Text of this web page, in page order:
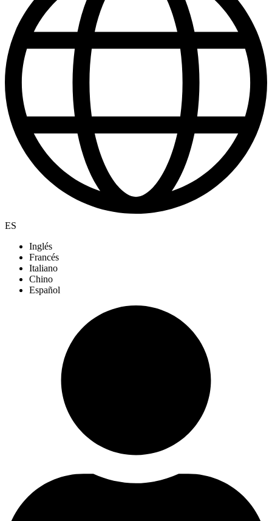
ES
Inglés
Francés
Italiano
Chino
Español